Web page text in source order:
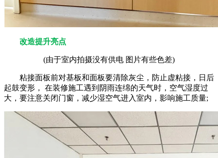
改造提升亮点
(由于室内拍摄没有供电 图片有些色差)
粘接面板前对基板和面板要清除灰尘，防止虚粘接，日后
起鼓变形， 在装修施工遇到阴雨连绵的天气时，空气湿度过
大，要注意关闭门窗，减少湿空气进入室内，影响施工质量;